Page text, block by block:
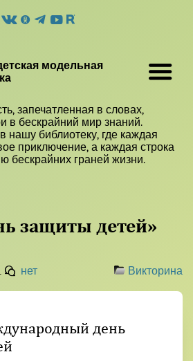
модельная
запечатленная в словах,
в бескрайний мир знаний.
нашу библиотеку, где каждая
приключение, а каждая строка
бескрайних граней жизни.
защиты детей»
нет Викторина
день